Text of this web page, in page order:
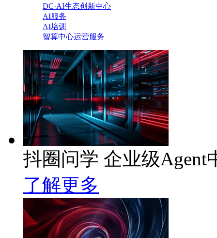
DC·AI生态创新中心
AI服务
AI培训
智算中心运营服务
抖圈问学 企业级Agent
了解更多